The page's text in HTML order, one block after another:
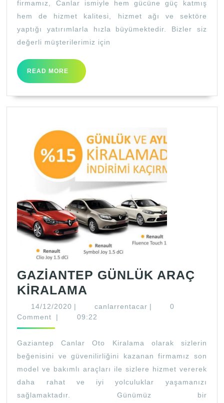
firmamız, Canlar ismiyle hem gücüne güç katmış
hem de hizmet kalitesi, hizmet ağı ve sektöre
yaptığı yatırımlarla hızla büyümektedir. Bizler siz
değerli müşterilerimiz için
READ MORE
READ
MORE
GAZİANTEP GÜNLÜK ARAÇ
KİRALAMA
GÜNLÜK
ARAÇ
14/12/202014/12/2020
| canlarrentacar canlarrentacar
|
0
Comment
| 09:22
Gaziantep Canlar Oto Kiralama olarak sizlerin
beğenisini ve güvenilirliğini kazanan firmamız son
model ve bakımlı araçları ile sizlere hizmet vererek
daha rahat ve iyi yolculuklar yaşamanızı
sağlamaktadır. Günümüz bir